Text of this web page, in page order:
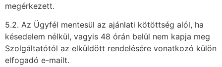
megérkezett.
5.2. Az Ügyfél mentesül az ajánlati kötöttség alól, ha
késedelem nélkül, vagyis 48 órán belül nem kapja meg
Szolgáltatótól az elküldött rendelésére vonatkozó külön
elfogadó e-mailt.